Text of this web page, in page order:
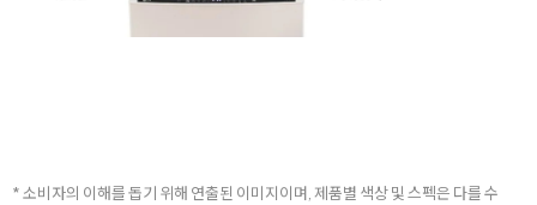
* 소비자의 이해를 돕기 위해 연출된 이미지이며, 제품별 색상 및 스펙은 다를 수